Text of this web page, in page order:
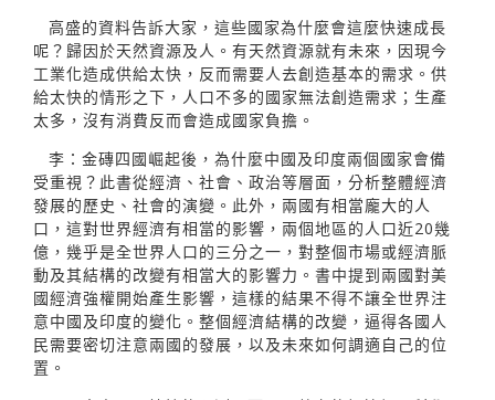
高盛的資料告訴大家，這些國家為什麼會這麼快速成長
呢？歸因於天然資源及人。有天然資源就有未來，因現今
工業化造成供給太快，反而需要人去創造基本的需求。供
給太快的情形之下，人口不多的國家無法創造需求；生產
太多，沒有消費反而會造成國家負擔。
李：金磚四國崛起後，為什麼中國及印度兩個國家會備
受重視？此書從經濟、社會、政治等層面，分析整體經濟
發展的歷史、社會的演變。此外，兩國有相當龐大的人
口，這對世界經濟有相當的影響，兩個地區的人口近20幾
億，幾乎是全世界人口的三分之一，對整個市場或經濟脈
動及其結構的改變有相當大的影響力。書中提到兩國對美
國經濟強權開始產生影響，這樣的結果不得不讓全世界注
意中國及印度的變化。整個經濟結構的改變，逼得各國人
民需要密切注意兩國的發展，以及未來如何調適自己的位
置。